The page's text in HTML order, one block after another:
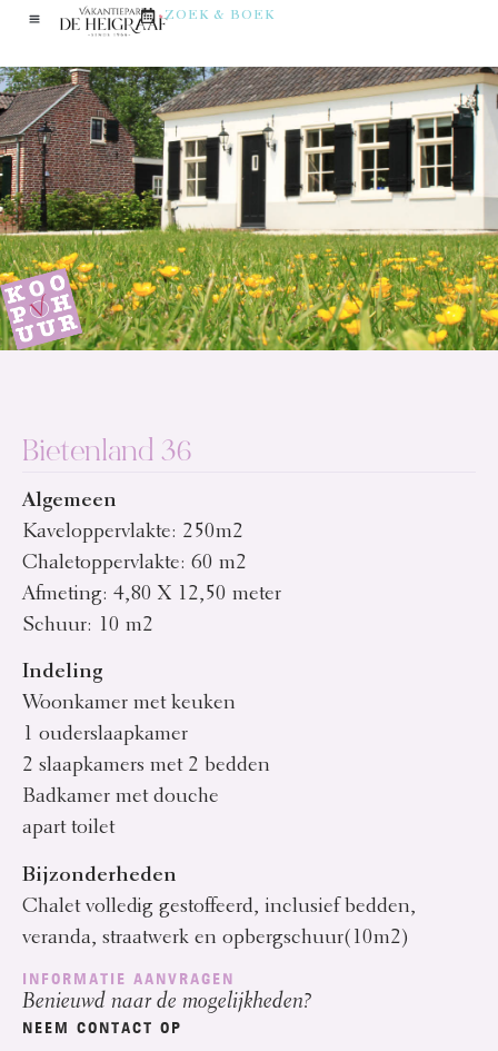
ZOEK & BOEK
Bietenland 36
Algemeen
Kaveloppervlakte: 250m2
Chaletoppervlakte: 60 m2
Afmeting: 4,80 X 12,50 meter
Schuur: 10 m2
Indeling
Woonkamer met keuken
1 ouderslaapkamer
2 slaapkamers met 2 bedden
Badkamer met douche
apart toilet
Bijzonderheden
Chalet volledig gestoffeerd, inclusief bedden,
veranda, straatwerk en opbergschuur(10m2)
INFORMATIE AANVRAGEN
Benieuwd naar de mogelijkheden?
NEEM CONTACT OP